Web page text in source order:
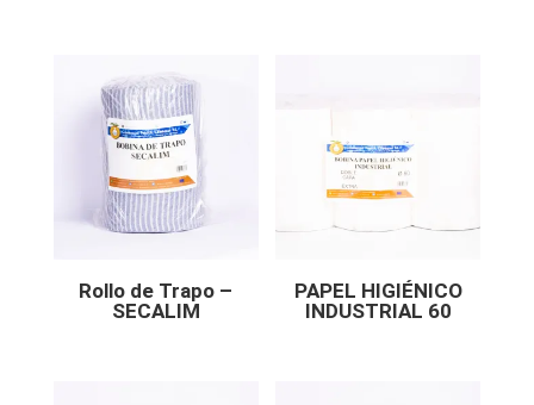
Rollo de Trapo –
SECALIM
PAPEL HIGIÉNICO
INDUSTRIAL 60